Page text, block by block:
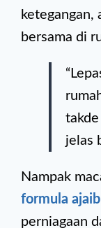
ketegangan,
bersama di
jelas
Nampak
formula ajaib
perniagaan